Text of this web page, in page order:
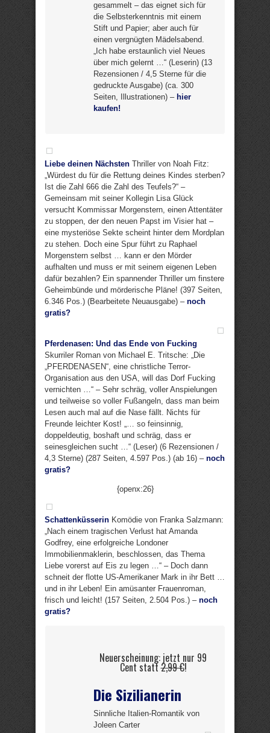
gesammelt – das eignet sich für
die Selbsterkenntnis mit einem
Stift und Papier; aber auch für
einen vergnügten Mädelsabend.
„Ich habe erstaunlich viel Neues
über mich gelernt …“ (Leserin) (13
Rezensionen / 4,5 Sterne für die
gedruckte Ausgabe) (ca. 300
Seiten, Illustrationen) – hier
kaufen!
Liebe deinen Nächsten Thriller von Noah Fitz:
„Würdest du für die Rettung deines Kindes sterben?
Ist die Zahl 666 die Zahl des Teufels?“ –
Gemeinsam mit seiner Kollegin Lisa Glück
versucht Kommissar Morgenstern, einen Attentäter
zu stoppen, der den neuen Papst im Visier hat –
eine mysteriöse Sekte scheint hinter dem Mordplan
zu stehen. Doch eine Spur führt zu Raphael
Morgenstern selbst … kann er den Mörder
aufhalten und muss er mit seinem eigenen Leben
dafür bezahlen? Ein spannender Thriller um finstere
Geheimbünde und mörderische Pläne! (397 Seiten,
6.346 Pos.) (Bearbeitete Neuausgabe) – noch
gratis?
Pferdenasen: Und das Ende von Fucking
Skurriler Roman von Michael E. Tritsche: „Die
„PFERDENASEN“, eine christliche Terror-
Organisation aus den USA, will das Dorf Fucking
vernichten …“ – Sehr schräg, voller Anspielungen
und teilweise so voller Fußangeln, dass man beim
Lesen auch mal auf die Nase fällt. Nichts für
Freunde leichter Kost! „… so feinsinnig,
doppeldeutig, boshaft und schräg, dass er
seinesgleichen sucht …“ (Leser) (6 Rezensionen /
4,3 Sterne) (287 Seiten, 4.597 Pos.) (ab 16) – noch
gratis?
{openx:26}
Schattenküsserin Komödie von Franka Salzmann:
„Nach einem tragischen Verlust hat Amanda
Godfrey, eine erfolgreiche Londoner
Immobilienmaklerin, beschlossen, das Thema
Liebe vorerst auf Eis zu legen …“ – Doch dann
schneit der flotte US-Amerikaner Mark in ihr Bett …
und in ihr Leben! Ein amüsanter Frauenroman,
frisch und leicht! (157 Seiten, 2.504 Pos.) – noch
gratis?
Neuerscheinung: jetzt nur 99
Cent statt2,99 €!
Die Sizilianerin
Sinnliche Italien-Romantik von
Joleen Carter